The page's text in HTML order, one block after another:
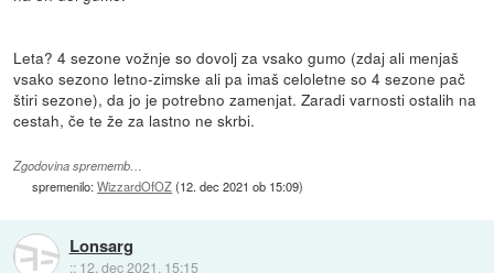
Leta? 4 sezone vožnje so dovolj za vsako gumo (zdaj ali menjaš
vsako sezono letno-zimske ali pa imaš celoletne so 4 sezone pač
štiri sezone), da jo je potrebno zamenjat. Zaradi varnosti ostalih na
cestah, če te že za lastno ne skrbi.
Zgodovina sprememb…
spremenilo:WizzardOfOZ(12. dec 2021 ob 15:09)
Lonsarg
:: 12. dec 2021, 15:15